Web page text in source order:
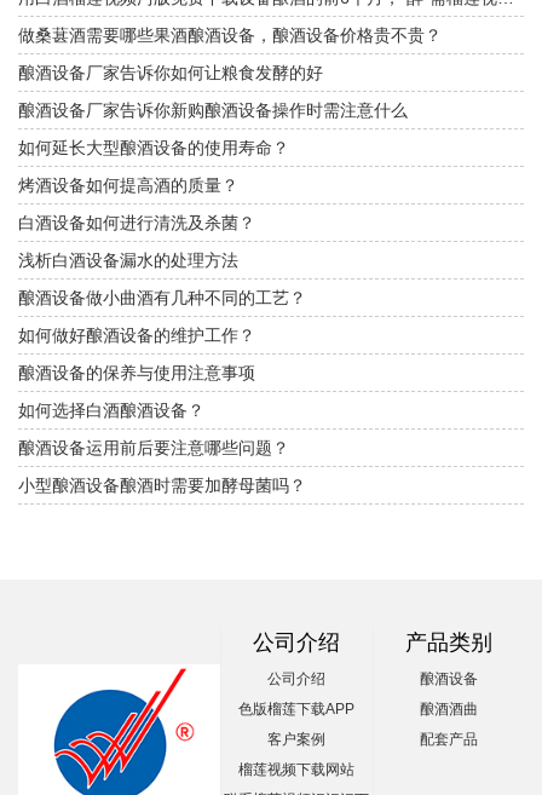
做桑葚酒需要哪些果酒酿酒设备，酿酒设备价格贵不贵？
酿酒设备厂家告诉你如何让粮食发酵的好
酿酒设备厂家告诉你新购酿酒设备操作时需注意什么
如何延长大型酿酒设备的使用寿命？
烤酒设备如何提高酒的质量？
白酒设备如何进行清洗及杀菌？
浅析白酒设备漏水的处理方法
酿酒设备做小曲酒有几种不同的工艺？
如何做好酿酒设备的维护工作？
酿酒设备的保养与使用注意事项
如何选择白酒酿酒设备？
酿酒设备运用前后要注意哪些问题？
小型酿酒设备酿酒时需要加酵母菌吗？
公司介绍
公司介绍
色版榴莲下载APP
客户案例
榴莲视频下载网站
产品类别
酿酒设备
酿酒酒曲
配套产品